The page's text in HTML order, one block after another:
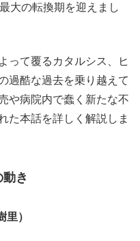
大の転換期を迎えまし
って覆るカタルシス、ヒ
過酷な過去を乗り越えて
や病院内で蠢く新たな不
た本話を詳しく解説しま
き
）